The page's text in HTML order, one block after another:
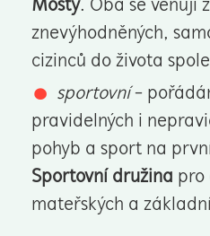
Mosty. Oba se věnují
znevýhodněných,
cizinců do života
sportovní-
pravidelných i
pohyb a sport na
Sportovní družina pro
mateřských a